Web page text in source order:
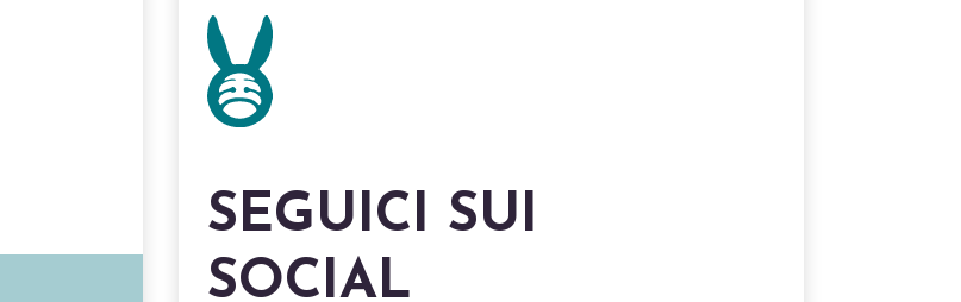
SEGUICI SUI
SOCIAL